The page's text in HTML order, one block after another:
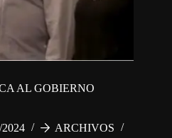
AL GOBIERNO
ARCHIVOS